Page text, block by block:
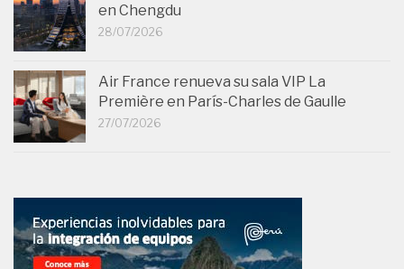
en Chengdu
28/07/2026
Air France renueva su sala VIP La
Première en París-Charles de Gaulle
27/07/2026